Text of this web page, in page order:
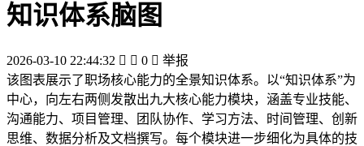
知识体系脑图
2026-03-10 22:44:32   0  举报
该图表展示了职场核心能力的全景知识体系。以“知识体系”为
中心，向左右两侧发散出九大核心能力模块，涵盖专业技能、
沟通能力、项目管理、团队协作、学习方法、时间管理、创新
思维、数据分析及文档撰写。每个模块进一步细化为具体的技